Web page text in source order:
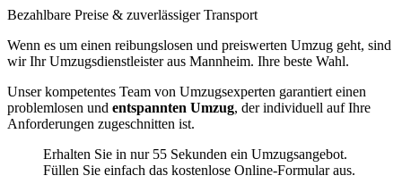
Bezahlbare Preise & zuverlässiger Transport
Wenn es um einen reibungslosen und preiswerten Umzug geht, sind
wir Ihr Umzugsdienstleister aus Mannheim. Ihre beste Wahl.
Unser kompetentes Team von Umzugsexperten garantiert einen
problemlosen und entspannten Umzug, der individuell auf Ihre
Anforderungen zugeschnitten ist.
Erhalten Sie in nur 55 Sekunden ein Umzugsangebot.
Füllen Sie einfach das kostenlose Online-Formular aus.